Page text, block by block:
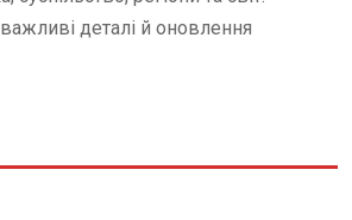
деталі й оновлення